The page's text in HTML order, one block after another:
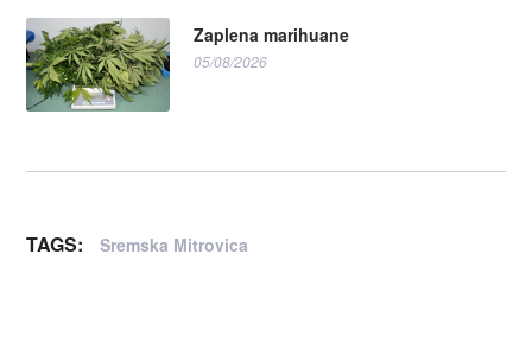
Zaplena marihuane
05/08/2026
TAGS: Sremska Mitrovica